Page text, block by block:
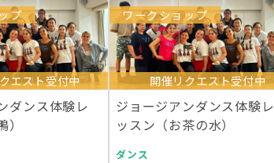
プ
エスト受付中
ダンス体験レ
ワークショップ
開催リクエスト受付中
ジョージアンダンス体験レ
ッスン（お茶の水）
ダンス